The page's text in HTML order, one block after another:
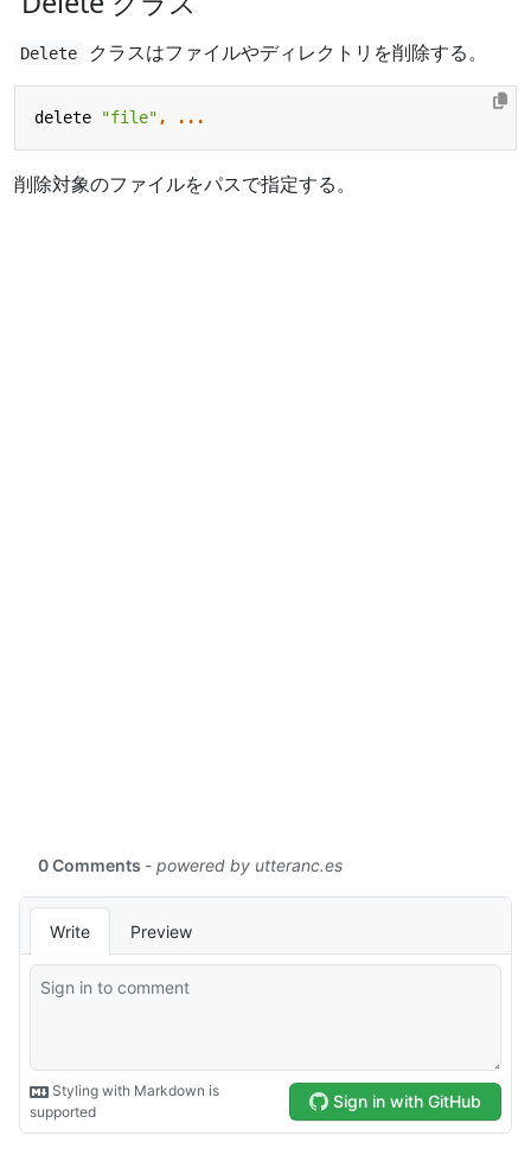
Delete クラスはファイルやディレクトリを削除する。
delete "file" , ...
削除対象のファイルをパスで指定する。